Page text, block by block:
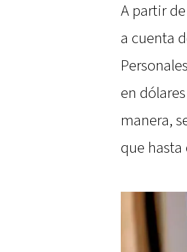
A partir
a cuenta
en
manera,
que hasta